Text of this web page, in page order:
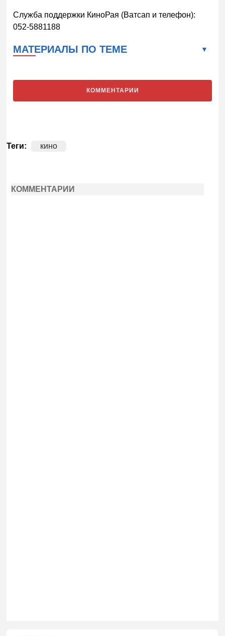
Служба поддержки КиноРая (Ватсап и телефон):
052-5881188
МАТЕРИАЛЫ ПО ТЕМЕ
КОММЕНТАРИИ
Теги: кино
КОММЕНТАРИИ